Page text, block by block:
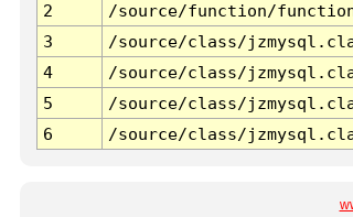
2
/source/function/
3
/source/class/
4
/source/class/
5
/source/class/
6
/source/class/